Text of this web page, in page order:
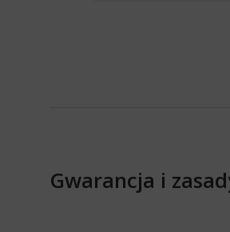
Gwarancja i